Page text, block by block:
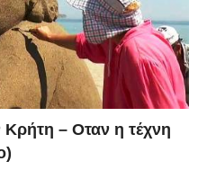
– Οταν η τέχνη